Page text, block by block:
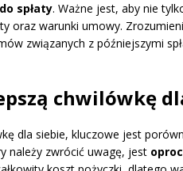
spłaty. Ważne jest, aby nie
oraz warunki umowy.
związanych z późniejszymi
chwilówkę
dla siebie, kluczowe jest
należy zwrócić uwagę, jest